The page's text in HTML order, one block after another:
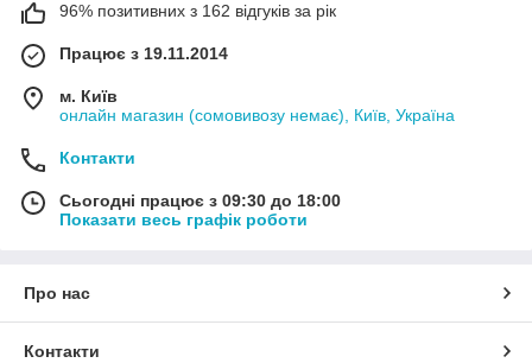
96% позитивних з 162 відгуків за рік
Працює з 19.11.2014
м. Київ
онлайн магазин (сомовивозу немає), Київ, Україна
Контакти
Сьогодні працює з 09:30 до 18:00
Показати весь графік роботи
Про нас
Контакти